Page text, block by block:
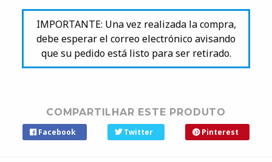
IMPORTANTE: Una vez realizada la compra,
debe esperar el correo electrónico avisando
que su pedido está listo para ser retirado.
COMPARTILHAR ESTE PRODUTO
Facebook Twitter Pinterest